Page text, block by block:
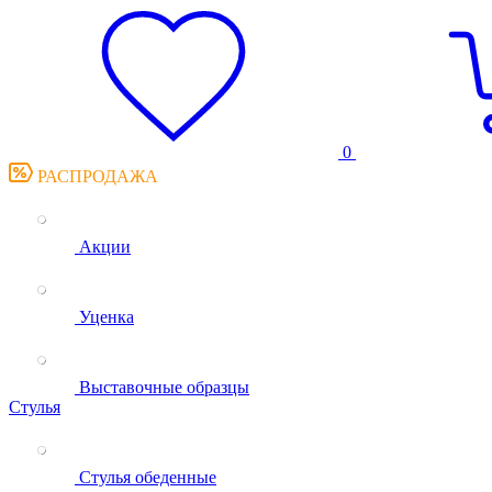
0
РАСПРОДАЖА
Акции
Уценка
Выставочные образцы
Стулья
Стулья обеденные